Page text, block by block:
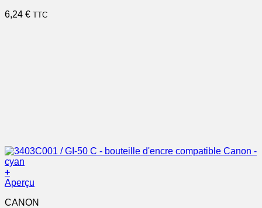
6,24 € TTC
+
Aperçu
CANON